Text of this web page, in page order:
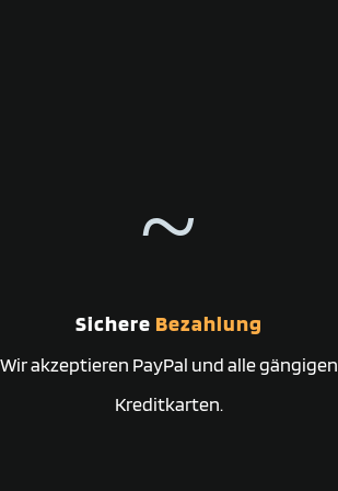
~
Sichere Bezahlung
Wir akzeptieren PayPal und alle gängigen
Kreditkarten.